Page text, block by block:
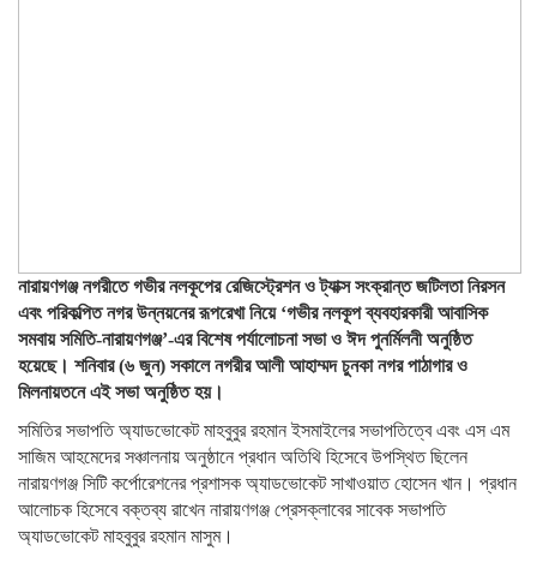
নারায়ণগঞ্জ নগরীতে গভীর নলকূপের রেজিস্ট্রেশন ও ট্যাক্স সংক্রান্ত জটিলতা নিরসন
এবং পরিকল্পিত নগর উন্নয়নের রূপরেখা নিয়ে ‘গভীর নলকূপ ব্যবহারকারী আবাসিক
সমবায় সমিতি-নারায়ণগঞ্জ’-এর বিশেষ পর্যালোচনা সভা ও ঈদ পুনর্মিলনী অনুষ্ঠিত
হয়েছে। শনিবার (৬ জুন) সকালে নগরীর আলী আহাম্মদ চুনকা নগর পাঠাগার ও
মিলনায়তনে এই সভা অনুষ্ঠিত হয়।
সমিতির সভাপতি অ্যাডভোকেট মাহবুবুর রহমান ইসমাইলের সভাপতিত্বে এবং এস এম
সাজিম আহমেদের সঞ্চালনায় অনুষ্ঠানে প্রধান অতিথি হিসেবে উপস্থিত ছিলেন
নারায়ণগঞ্জ সিটি কর্পোরেশনের প্রশাসক অ্যাডভোকেট সাখাওয়াত হোসেন খান। প্রধান
আলোচক হিসেবে বক্তব্য রাখেন নারায়ণগঞ্জ প্রেসক্লাবের সাবেক সভাপতি
অ্যাডভোকেট মাহবুবুর রহমান মাসুম।